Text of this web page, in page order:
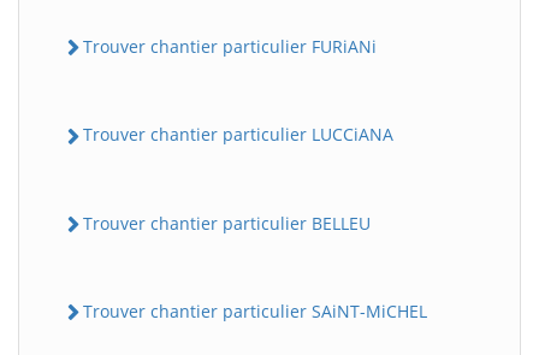
Trouver chantier particulier FURiANi
Trouver chantier particulier LUCCiANA
Trouver chantier particulier BELLEU
Trouver chantier particulier SAiNT-MiCHEL